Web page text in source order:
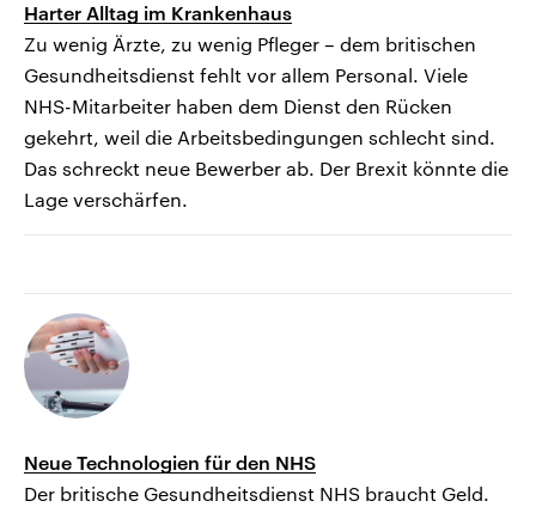
Harter Alltag im Krankenhaus
Zu wenig Ärzte, zu wenig Pfleger – dem britischen
Gesundheitsdienst fehlt vor allem Personal. Viele
NHS-Mitarbeiter haben dem Dienst den Rücken
gekehrt, weil die Arbeitsbedingungen schlecht sind.
Das schreckt neue Bewerber ab. Der Brexit könnte die
Lage verschärfen.
Neue Technologien für den NHS
Der britische Gesundheitsdienst NHS braucht Geld.